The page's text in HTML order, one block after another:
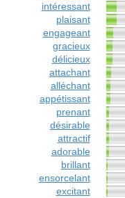
intéressant
plaisant
engageant
gracieux
délicieux
attachant
alléchant
appétissant
prenant
désirable
attractif
adorable
brillant
ensorcelant
excitant